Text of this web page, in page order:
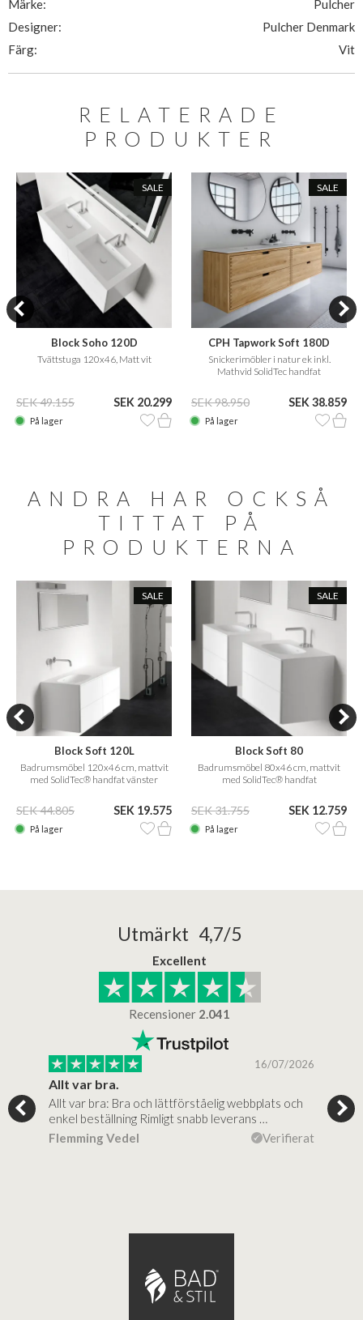
Märke:
Pulcher
Designer:
Pulcher Denmark
Färg:
Vit
RELATERADE
PRODUKTER
SALE
Block Soho 120D
Tvättstuga 120x46, Matt vit
SEK 49.155 SEK 20.299
På lager
SALE
CPH Tapwork Soft 180D
Snickerimöbler i natur ek inkl.
Mathvid SolidTec handfat
SEK 98.950 SEK 38.859
På lager
ANDRA HAR OCKSÅ
TITTAT PÅ
PRODUKTERNA
SALE
Block Soft 120L
Badrumsmöbel 120x46 cm, mattvit
med SolidTec® handfat vänster
SEK 44.805 SEK 19.575
På lager
SALE
Block Soft 80
Badrumsmöbel 80x46 cm, mattvit
med SolidTec® handfat
SEK 31.755 SEK 12.759
På lager
Utmärkt 4,7/5
Excellent
Recensioner 2.041
16/07/2026
Allt var bra.
Allt var bra: Bra och lättförståelig webbplats och
enkel beställning Rimligt snabb leverans …
Flemming Vedel
Verifierat
Jag